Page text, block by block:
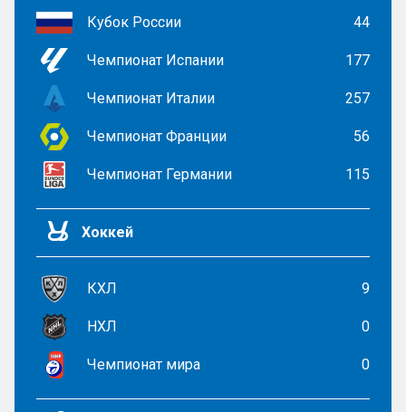
Кубок России 44
Чемпионат Испании 177
Чемпионат Италии 257
Чемпионат Франции 56
Чемпионат Германии 115
Хоккей
КХЛ 9
НХЛ 0
Чемпионат мира 0